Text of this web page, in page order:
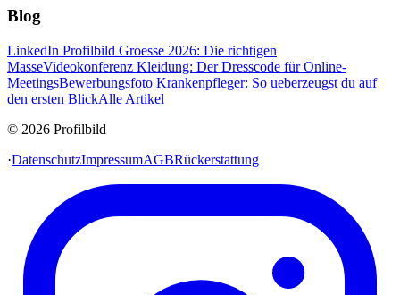
Blog
LinkedIn Profilbild Groesse 2026: Die richtigen
MasseVideokonferenz Kleidung: Der Dresscode für Online-
MeetingsBewerbungsfoto Krankenpfleger: So ueberzeugst du auf
den ersten BlickAlle Artikel
© 2026 Profilbild
·DatenschutzImpressumAGBRückerstattung